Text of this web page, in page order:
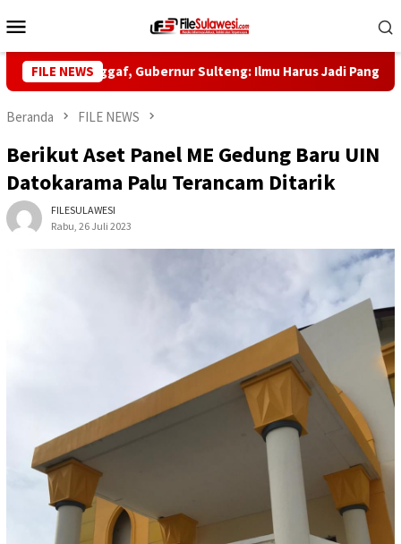
ke
Mobile
FILE NEWS
Saggaf, Gubernur Sulteng: Ilmu Harus Jadi Panglima
Beranda FILE NEWS
Berikut Aset Panel ME Gedung Baru UIN
Datokarama Palu Terancam Ditarik
FILESULAWESI
Rabu, 26 Juli 2023